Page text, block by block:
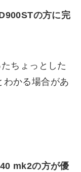
の方に完
ちょっとした
わかる場合があ
mk2の方が優